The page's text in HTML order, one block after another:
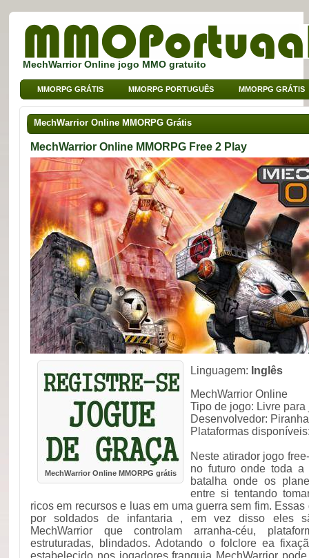
MechWarrior Online jogo MMO gratuito
MMORPG GRÁTIS MMORPG PORTUGUÊS MMORPG GRÁTIS
MMO DE BROWSER MMO PARA CRIANÇAS MMO DE SPORT
MechWarrior Online MMORPG Grátis
MechWarrior Online MMORPG Free 2 Play
MechWarrior Online MMORPG grátis
Linguagem: Inglês
MechWarrior Online
Tipo de jogo: Livre
Desenvolvedor:
Plataformas
Neste atirador jogo
no futuro onde toda
batalha onde os
entre si tentando
ricos em recursos e luas em uma guerra sem fim.
por soldados de infantaria , em vez disso eles
MechWarrior que controlam arranha-céu,
estruturadas, blindados. Adotando o folclore ea
estabelecido nos jogadores franquia MechWarrior